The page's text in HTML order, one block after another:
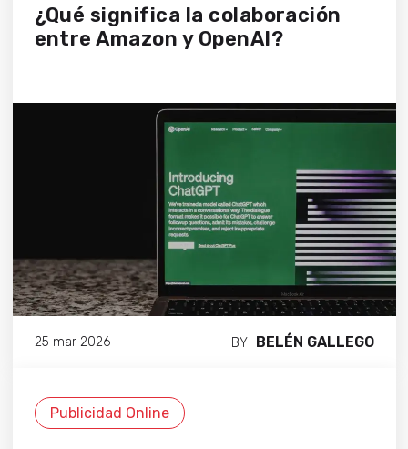
¿Qué significa la colaboración
entre Amazon y OpenAI?
25 mar 2026 BY BELÉN GALLEGO
Publicidad Online